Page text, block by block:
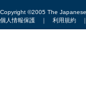
Copyright ©2005 The
個人情報保護 ｜ 利用規約